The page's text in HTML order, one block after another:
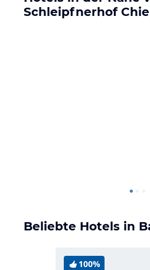
Schleipfnerhof
Beliebte Hotels in
100%